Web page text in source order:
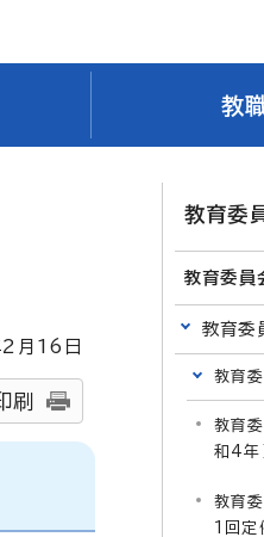
教
月 16 日
刷
教育委
教育委員
教育委
教育
教育
和4年
教育
1回定